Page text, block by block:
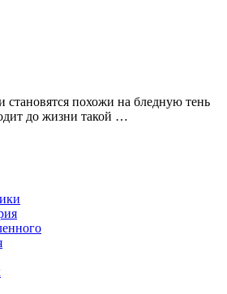
становятся похожи на бледную тень
до жизни такой …